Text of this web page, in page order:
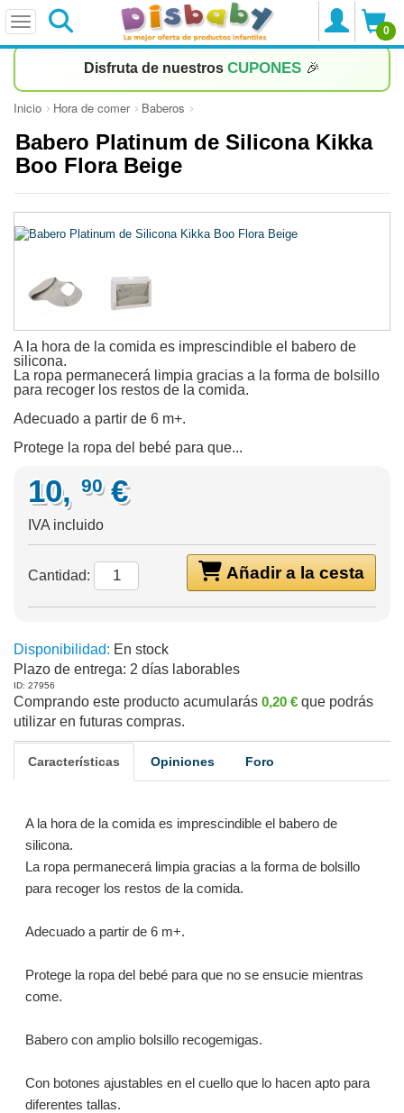
0
Disfruta de nuestros CUPONES 🎉
Inicio Hora de comer Baberos
Babero Platinum de Silicona Kikka
Boo Flora Beige
A la hora de la comida es imprescindible el babero de
silicona.
La ropa permanecerá limpia gracias a la forma de bolsillo
para recoger los restos de la comida.
Adecuado a partir de 6 m+.
Protege la ropa del bebé para que...
10, 90 €
IVA incluido
Añadir a la cesta
Cantidad:
Disponibilidad: En stock
Plazo de entrega: 2 días laborables
ID: 27956
Comprando este producto acumularás 0,20 € que podrás
utilizar en futuras compras.
Características Opiniones Foro
A la hora de la comida es imprescindible el babero de
silicona.
La ropa permanecerá limpia gracias a la forma de bolsillo
para recoger los restos de la comida.
Adecuado a partir de 6 m+.
Protege la ropa del bebé para que no se ensucie mientras
come.
Babero con amplio bolsillo recogemigas.
Con botones ajustables en el cuello que lo hacen apto para
diferentes tallas.